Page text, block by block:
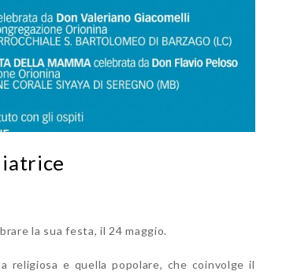
la sua festa, il 24 maggio.
religiosa e quella popolare, che coinvolge il